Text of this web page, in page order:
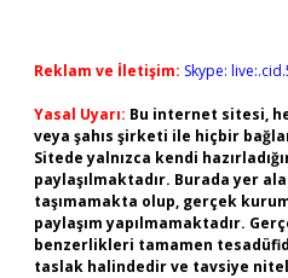
Reklam ve İletişim: Skype:
Yasal Uyarı: Bu internet sitesi,
veya şahıs şirketi ile hiçbir
Sitede yalnızca kendi
paylaşılmaktadır. Burada yer
taşımamakta olup, gerçek
paylaşım yapılmamaktadır.
benzerlikleri tamamen
taslak halindedir ve tavsiye